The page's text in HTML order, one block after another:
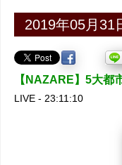
2019年05月31
【NAZARE】5大都
LIVE - 23:11:10